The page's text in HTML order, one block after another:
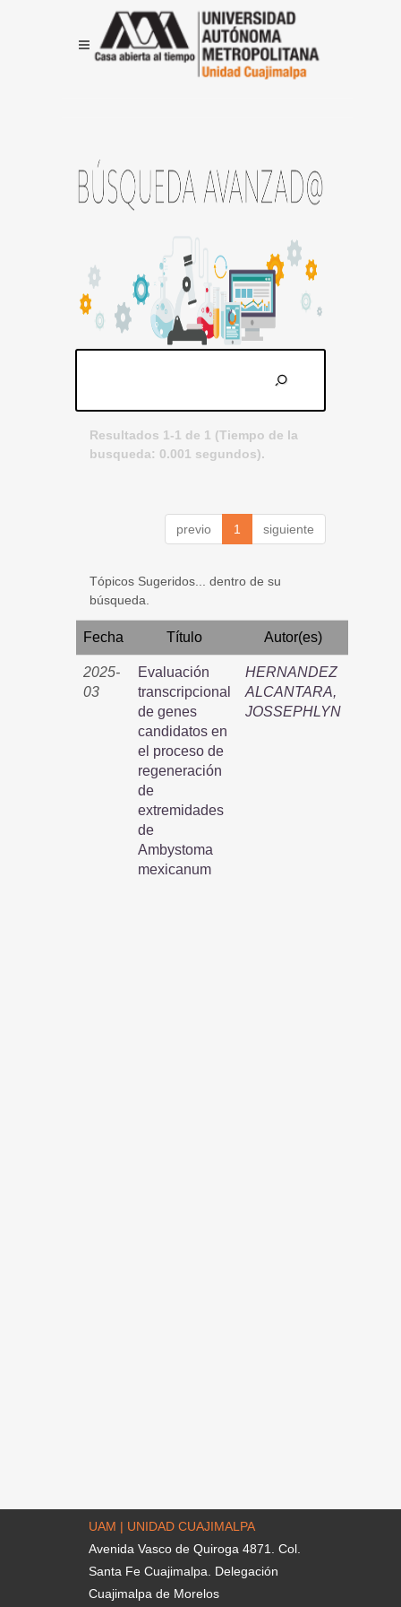
Resultados 1-1 de 1 (Tiempo de la
busqueda: 0.001 segundos).
previo 1 siguiente
Tópicos Sugeridos... dentro de su
búsqueda.
Fecha Título Autor(es)
2025-
03
Evaluación
transcripcional
de genes
candidatos en
el proceso de
regeneración
de
extremidades
de
Ambystoma
mexicanum
HERNANDEZ
ALCANTARA,
JOSSEPHLYN
UAM | UNIDAD CUAJIMALPA
Avenida Vasco de Quiroga 4871. Col.
Santa Fe Cuajimalpa. Delegación
Cuajimalpa de Morelos